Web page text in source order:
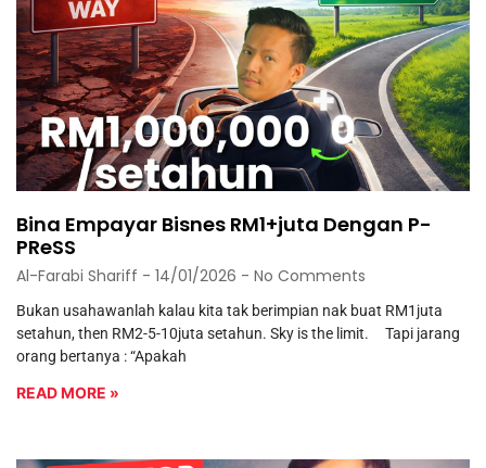
Bina Empayar Bisnes RM1+juta Dengan P-
PReSS
Al-Farabi Shariff 14/01/2026 No Comments
Bukan usahawanlah kalau kita tak berimpian nak buat RM1juta
setahun, then RM2-5-10juta setahun. Sky is the limit. Tapi jarang
orang bertanya : “Apakah
READ MORE »